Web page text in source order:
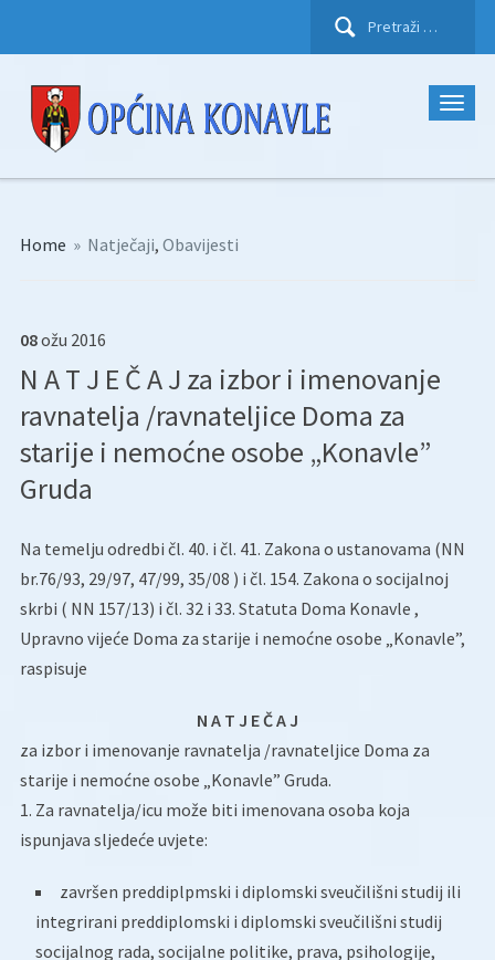
Pretraži:
Home » Natječaji, Obavijesti
08ožu 2016
N A T J E Č A J za izbor i imenovanje
ravnatelja /ravnateljice Doma za
starije i nemoćne osobe „Konavle”
Gruda
Na temelju odredbi čl. 40. i čl. 41. Zakona o ustanovama (NN
br.76/93, 29/97, 47/99, 35/08 ) i čl. 154. Zakona o socijalnoj
skrbi ( NN 157/13) i čl. 32 i 33. Statuta Doma Konavle ,
Upravno vijeće Doma za starije i nemoćne osobe „Konavle”,
raspisuje
N A T J E Č A J
za izbor i imenovanje ravnatelja /ravnateljice Doma za
starije i nemoćne osobe „Konavle” Gruda.
1. Za ravnatelja/icu može biti imenovana osoba koja
ispunjava sljedeće uvjete:
završen preddiplpmski i diplomski sveučilišni studij ili
integrirani preddiplomski i diplomski sveučilišni studij
socijalnog rada, socijalne politike, prava, psihologije,